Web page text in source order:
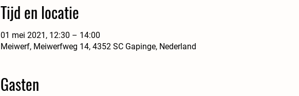
Tijd en locatie
01 mei 2021, 12:30 – 14:00
Meiwerf, Meiwerfweg 14, 4352 SC Gapinge, Nederland
Gasten